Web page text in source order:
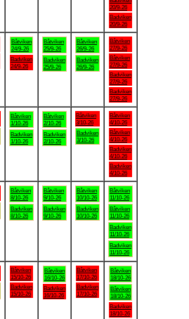
20/9-26
Badviken
20/9-26
Båtviken
24/9-26
Badviken
24/9-26
Båtviken
25/9-26
Badviken
25/9-26
Båtviken
26/9-26
Badviken
26/9-26
Båtviken
27/9-26
Båtviken
27/9-26
Badviken
27/9-26
Badviken
27/9-26
Båtviken
1/10-26
Badviken
1/10-26
Båtviken
2/10-26
Badviken
2/10-26
Båtviken
3/10-26
Badviken
3/10-26
Båtviken
4/10-26
Båtviken
4/10-26
Badviken
4/10-26
Badviken
4/10-26
Båtviken
8/10-26
Badviken
8/10-26
Båtviken
9/10-26
Badviken
9/10-26
Båtviken
10/10-26
Badviken
10/10-26
Båtviken
11/10-26
Båtviken
11/10-26
Badviken
11/10-26
Badviken
11/10-26
Båtviken
15/10-26
Badviken
15/10-26
Båtviken
16/10-26
Badviken
16/10-26
Båtviken
17/10-26
Badviken
17/10-26
Båtviken
18/10-26
Båtviken
18/10-26
Badviken
18/10-26